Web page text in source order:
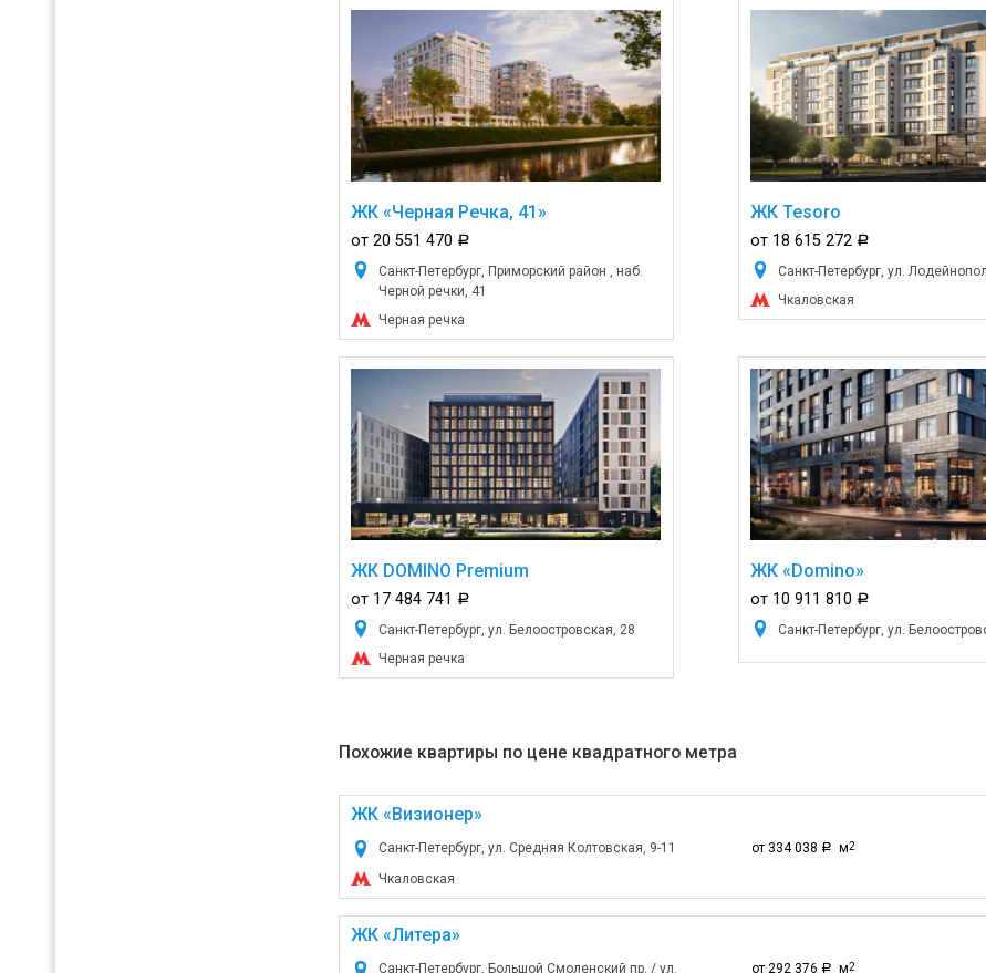
ЖК «Черная Речка, 41»
от 20 551 470 a
Санкт-Петербург, Приморский район , наб.
Черной речки, 41
Черная речка
ЖК Tesoro
от 18 615 272 a
Санкт-Петербург, ул.
Чкаловская
ЖК DOMINO Premium
от 17 484 741 a
Санкт-Петербург, ул. Белоостровская, 28
Черная речка
ЖК «Domino»
от 10 911 810 a
Санкт-Петербург, ул.
Похожие квартиры по цене квадратного метра
ЖК «Визионер»
от 334 038 a м2
Санкт-Петербург, ул. Средняя Колтовская, 9-11
Чкаловская
ЖК «Литера»
от 292 376 a м2
Санкт-Петербург, Большой Смоленский пр. / ул.